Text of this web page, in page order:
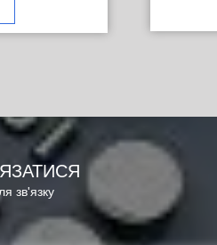
зв'язку